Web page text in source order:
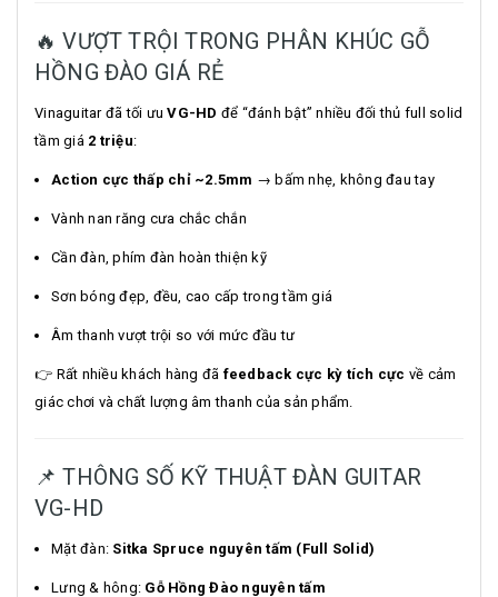
🔥 VƯỢT TRỘI TRONG PHÂN KHÚC GỖ
HỒNG ĐÀO GIÁ RẺ
Vinaguitar đã tối ưuVG-HD để “đánh bật” nhiều đối thủ full solid
tầm giá 2 triệu:
Action cực thấp chỉ ~2.5mm → bấm nhẹ, không đau tay
Vành nan răng cưa chắc chắn
Cần đàn, phím đàn hoàn thiện kỹ
Sơn bóng đẹp, đều, cao cấp trong tầm giá
Âm thanh vượt trội so với mức đầu tư
👉 Rất nhiều khách hàng đã feedback cực kỳ tích cực về cảm
giác chơi và chất lượng âm thanh của sản phẩm.
📌 THÔNG SỐ KỸ THUẬT ĐÀN GUITAR
VG-HD
Mặt đàn: Sitka Spruce nguyên tấm (Full Solid)
Lưng & hông: Gỗ Hồng Đào nguyên tấm